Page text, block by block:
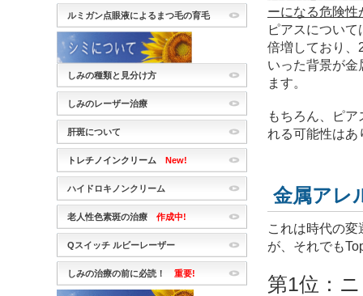
ーになる危険性
ピアスについ
倍増しており、
いった背景が
ます。
もちろん、ピ
れる可能性はあ
金属アレ
これは時代の
が、それでも
第1位：
ルミガン点眼液によるまつ毛の育毛
しみの種類と見分け方
しみのレーザー治療
肝斑について
トレチノインクリーム New!
ハイドロキノンクリーム
老人性色素斑の治療 作成中!
Qスイッチ ルビーレーザー
しみの治療の前に必読！ 重要!